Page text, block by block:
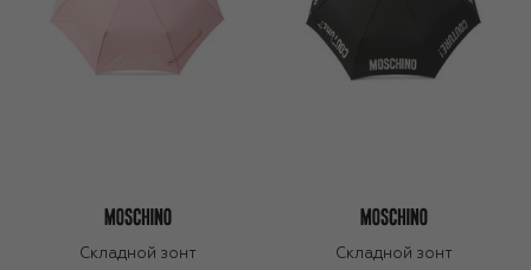
Складной зонт
Складной зонт